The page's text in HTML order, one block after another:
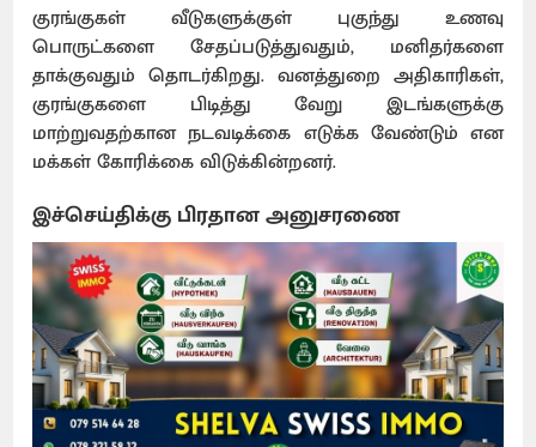
குரங்குகள் வீடுகளுக்குள் புகுந்து உணவு
பொருட்களை சேதப்படுத்துவதும், மனிதர்களை
தாக்குவதும் தொடர்கிறது. வனத்துறை அதிகாரிகள்,
குரங்குகளை பிடித்து வேறு இடங்களுக்கு
மாற்றுவதற்கான நடவடிக்கை எடுக்க வேண்டும் என
மக்கள் கோரிக்கை விடுக்கின்றனர்.
இச்செய்திக்கு பிரதான அனுசரணை